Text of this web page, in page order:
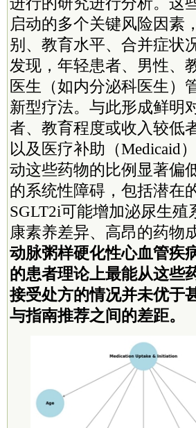
启动的多个关键风险因素
别、教育水平、合并症状
发现，年轻患者、男性、
医生（如内分泌科医生）
新型疗法。与此形成鲜明
者、教育程度或收入较低
以及医疗补助（Medicaid
动这些药物的比例显著偏
的系统性障碍，包括潜在
SGLT2i可能增加泌尿生
康素养差异、高昂的药物
动脉粥样硬化性心血管疾
的患者理论上最能从这些
接受处方的情况并未优于
与指南推荐之间的差距。